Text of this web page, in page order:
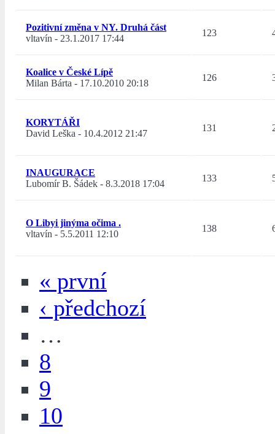
Pozitivní změna v NY. Druhá část
vltavín - 23.1.2017 17:44
123
Koalice v České Lípě
Milan Bárta - 17.10.2010 20:18
126
KORYTÁŘI
David Leška - 10.4.2012 21:47
131
INAUGURACE
Lubomír B. Šádek - 8.3.2018 17:04
133
O Libyi jinýma očima .
vltavín - 5.5.2011 12:10
138
« první
‹ předchozí
…
8
9
10